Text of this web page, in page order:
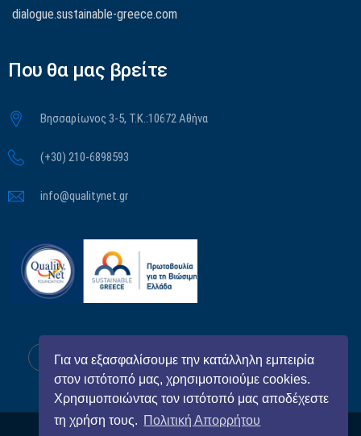
Για να εξασφαλίσουμε την κατάλληλη εμπειρία
στον ιστότοπό μας, χρησιμοποιούμε cookies.
Χρησιμοποιώντας τον ιστότοπό μας αποδέχεστε
τη χρήση τους. Πολιτική Απορρήτου
dialogue.sustainable-greece.com
Που θα μας βρείτε
Βησσαρίωνος 3-5, Τ.Κ.:10672 Αθήνα
(+30) 210-6898593
info@qualitynet.gr